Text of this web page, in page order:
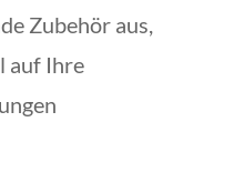
Zubehör aus,
auf Ihre